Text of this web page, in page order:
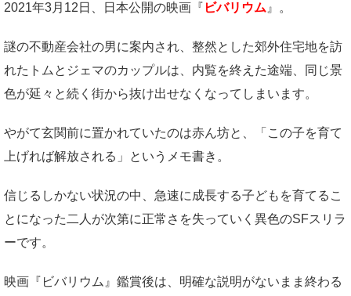
2021年3月12日、日本公開の映画『 ビバリウム 』。
謎の不動産会社の男に案内され、整然とした郊外住宅地を訪
れたトムとジェマのカップルは、内覧を終えた途端、同じ景
色が延々と続く街から抜け出せなくなってしまいます。
やがて玄関前に置かれていたのは赤ん坊と、「この子を育て
上げれば解放される」というメモ書き。
信じるしかない状況の中、急速に成長する子どもを育てるこ
とになった二人が次第に正常さを失っていく異色のSFスリラ
ーです。
映画『ビバリウム』鑑賞後は、明確な説明がないまま終わる